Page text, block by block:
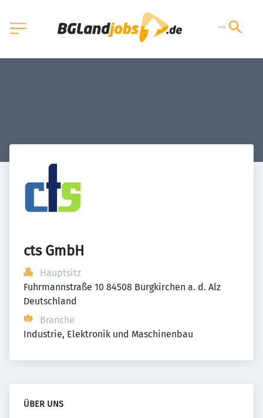
cts GmbH
Hauptsitz
Fuhrmannstraße 10 84508 Burgkirchen a. d. Alz
Deutschland
Branche
Industrie, Elektronik und Maschinenbau
ÜBER UNS